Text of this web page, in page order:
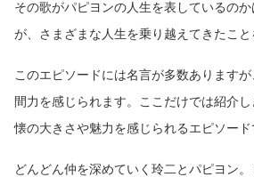
その歌がパピヨンの人生を表しているの
が、さまざまな人生を乗り越えてきたこと
このエピソードには名言が多数あります
間力を感じられます。ここだけでは紹介
懐の大きさや魅力を感じられるエピソード
どんどん仲を深めていく玲二とパピヨン